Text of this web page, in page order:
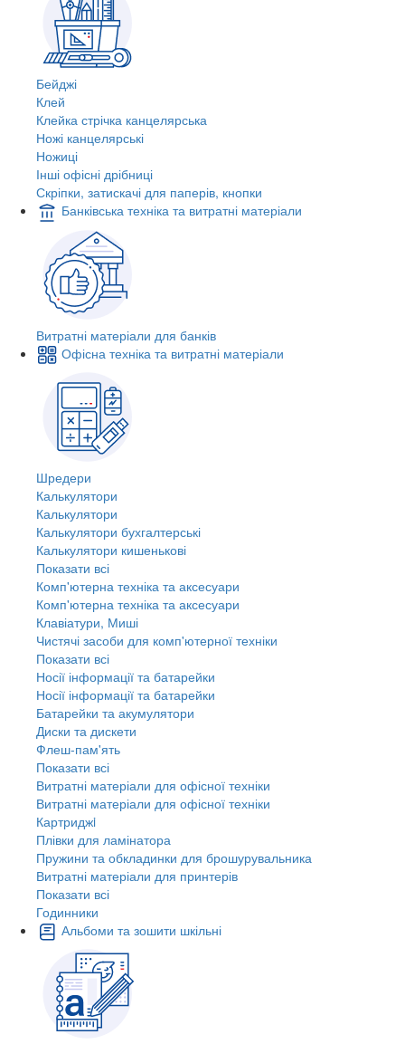
Бейджі
Клей
Клейка стрічка канцелярська
Ножі канцелярські
Ножиці
Інші офісні дрібниці
Скріпки, затискачі для паперів, кнопки
Банківська техніка та витратні матеріали
Витратні матеріали для банків
Офісна техніка та витратні матеріали
Шредери
Калькулятори
Калькулятори
Калькулятори бухгалтерські
Калькулятори кишенькові
Показати всі
Комп'ютерна техніка та аксесуари
Комп'ютерна техніка та аксесуари
Клавіатури, Миші
Чистячі засоби для комп'ютерної техніки
Показати всі
Носії інформації та батарейки
Носії інформації та батарейки
Батарейки та акумулятори
Диски та дискети
Флеш-пам'ять
Показати всі
Витратні матеріали для офісної техніки
Витратні матеріали для офісної техніки
Картриджi
Плівки для ламінатора
Пружини та обкладинки для брошурувальника
Витратні матеріали для принтерів
Показати всі
Годинники
Альбоми та зошити шкільні